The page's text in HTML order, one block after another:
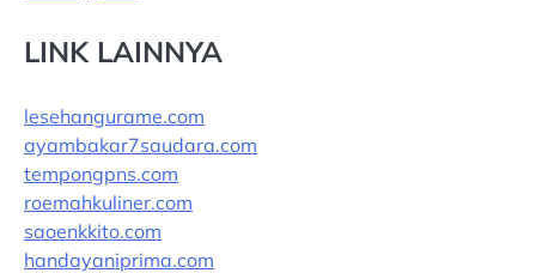
LINK LAINNYA
lesehangurame.com
ayambakar7saudara.com
tempongpns.com
roemahkuliner.com
saoenkkito.com
handayaniprima.com